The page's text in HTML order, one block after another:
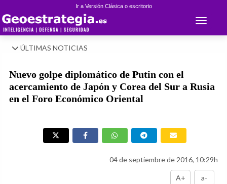
Ir a Versión Clásica o escritorio
Toggle
ÚLTIMAS NOTICIAS
Nuevo golpe diplomático de Putin con el
acercamiento de Japón y Corea del Sur a Rusia
en el Foro Económico Oriental
04 de septiembre de 2016, 10:29h
A+ a-